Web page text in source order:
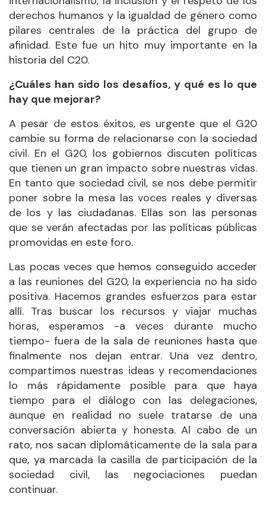
derechos humanos y la igualdad de género como
pilares centrales de la práctica del grupo de
afinidad. Este fue un hito muy importante en la
historia del C20.
¿Cuáles han sido los desafíos, y qué es lo que
hay que mejorar?
A pesar de estos éxitos, es urgente que el G20
cambie su forma de relacionarse con la sociedad
civil. En el G20, los gobiernos discuten políticas
que tienen un gran impacto sobre nuestras vidas.
En tanto que sociedad civil, se nos debe permitir
poner sobre la mesa las voces reales y diversas
de los y las ciudadanas. Ellas son las personas
que se verán afectadas por las políticas públicas
promovidas en este foro.
Las pocas veces que hemos conseguido acceder
a las reuniones del G20, la experiencia no ha sido
positiva. Hacemos grandes esfuerzos para estar
allí. Tras buscar los recursos y viajar muchas
horas, esperamos -a veces durante mucho
tiempo- fuera de la sala de reuniones hasta que
finalmente nos dejan entrar. Una vez dentro,
compartimos nuestras ideas y recomendaciones
lo más rápidamente posible para que haya
tiempo para el diálogo con las delegaciones,
aunque en realidad no suele tratarse de una
conversación abierta y honesta. Al cabo de un
rato, nos sacan diplomáticamente de la sala para
que, ya marcada la casilla de participación de la
sociedad civil, las negociaciones puedan
continuar.